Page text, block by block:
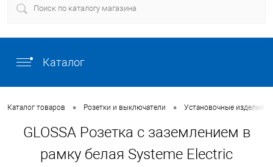
Каталог
Каталог товаров • Розетки и выключатели • Установочные изделия
GLOSSA Розетка с заземлением в
рамку белая Systeme Electric